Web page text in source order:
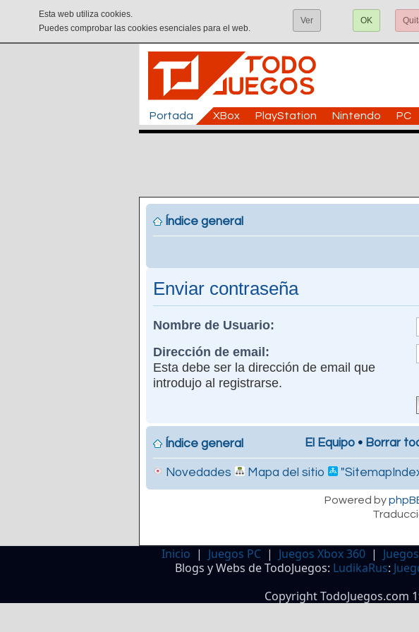
Esta web utiliza cookies.
Puedes comprobar las cookies esenciales para el web.
Ver OK
Portada XBox PlayStation Nintendo PC
Índice general
Enviar contraseña
Nombre de Usuario:
Dirección de email:
Esta debe ser la dirección de email que
introdujo al registrarse.
Índice general El Equipo • Borrar
Novedades Mapa del sitio
Powered by
Inicio | Juegos PC | Juegos Xbox 360 |
Blogs y Webs de TodoJuegos: LudikaRus:
Copyright TodoJuegos.com